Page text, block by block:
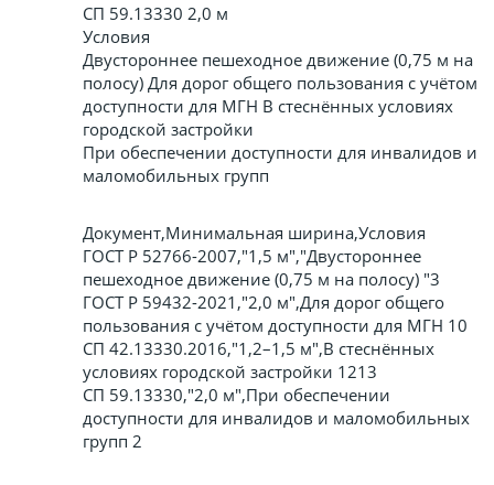
СП 59.13330 2,0 м
Условия
Двустороннее пешеходное движение (0,75 м на
полосу) Для дорог общего пользования с учётом
доступности для МГН В стеснённых условиях
городской застройки
При обеспечении доступности для инвалидов и
маломобильных групп
Документ,Минимальная ширина,Условия
ГОСТ Р 52766-2007,"1,5 м","Двустороннее
пешеходное движение (0,75 м на полосу) "3
ГОСТ Р 59432-2021,"2,0 м",Для дорог общего
пользования с учётом доступности для МГН 10
СП 42.13330.2016,"1,2–1,5 м",В стеснённых
условиях городской застройки 1213
СП 59.13330,"2,0 м",При обеспечении
доступности для инвалидов и маломобильных
групп 2